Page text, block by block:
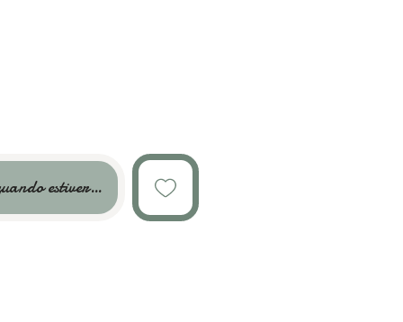
estiver disponível